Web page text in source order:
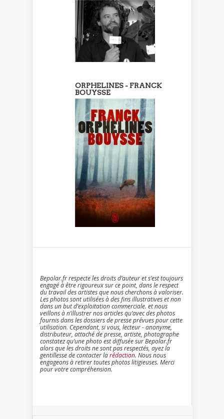
ORPHELINES - FRANCK
BOUYSSE
Bepolar.fr respecte les droits d’auteur et s’est toujours
engagé à être rigoureux sur ce point, dans le respect
du travail des artistes que nous cherchons à valoriser.
Les photos sont utilisées à des fins illustratives et non
dans un but d’exploitation commerciale. et nous
veillons à n’illustrer nos articles qu’avec des photos
fournis dans les dossiers de presse prévues pour cette
utilisation. Cependant, si vous, lecteur - anonyme,
distributeur, attaché de presse, artiste, photographe
constatez qu’une photo est diffusée sur Bepolar.fr
alors que les droits ne sont pas respectés, ayez la
gentillesse de contacter larédaction. Nous nous
engageons à retirer toutes photos litigieuses. Merci
pour votre compréhension.